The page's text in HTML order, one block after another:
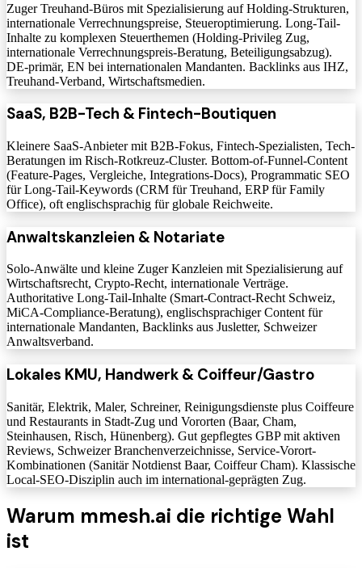
Zuger Treuhand-Büros mit Spezialisierung auf Holding-Strukturen,
internationale Verrechnungspreise, Steueroptimierung. Long-Tail-
Inhalte zu komplexen Steuerthemen (Holding-Privileg Zug,
internationale Verrechnungspreis-Beratung, Beteiligungsabzug).
DE-primär, EN bei internationalen Mandanten. Backlinks aus IHZ,
Treuhand-Verband, Wirtschaftsmedien.
SaaS, B2B-Tech & Fintech-Boutiquen
Kleinere SaaS-Anbieter mit B2B-Fokus, Fintech-Spezialisten, Tech-
Beratungen im Risch-Rotkreuz-Cluster. Bottom-of-Funnel-Content
(Feature-Pages, Vergleiche, Integrations-Docs), Programmatic SEO
für Long-Tail-Keywords (CRM für Treuhand, ERP für Family
Office), oft englischsprachig für globale Reichweite.
Anwaltskanzleien & Notariate
Solo-Anwälte und kleine Zuger Kanzleien mit Spezialisierung auf
Wirtschaftsrecht, Crypto-Recht, internationale Verträge.
Authoritative Long-Tail-Inhalte (Smart-Contract-Recht Schweiz,
MiCA-Compliance-Beratung), englischsprachiger Content für
internationale Mandanten, Backlinks aus Jusletter, Schweizer
Anwaltsverband.
Lokales KMU, Handwerk & Coiffeur/Gastro
Sanitär, Elektrik, Maler, Schreiner, Reinigungsdienste plus Coiffeure
und Restaurants in Stadt-Zug und Vororten (Baar, Cham,
Steinhausen, Risch, Hünenberg). Gut gepflegtes GBP mit aktiven
Reviews, Schweizer Branchenverzeichnisse, Service-Vorort-
Kombinationen (Sanitär Notdienst Baar, Coiffeur Cham). Klassische
Local-SEO-Disziplin auch im international-geprägten Zug.
Warum mmesh.ai die richtige Wahl
ist